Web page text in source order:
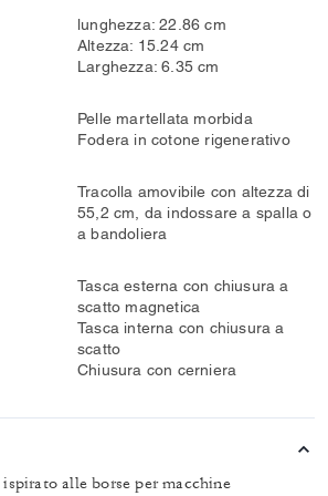
lunghezza: 22.86 cm
Altezza: 15.24 cm
Larghezza: 6.35 cm
Pelle martellata morbida
Fodera in cotone rigenerativo
Tracolla amovibile con altezza di
55,2 cm, da indossare a spalla o
a bandoliera
Tasca esterna con chiusura a
scatto magnetica
Tasca interna con chiusura a
scatto
Chiusura con cerniera
alle borse per macchine